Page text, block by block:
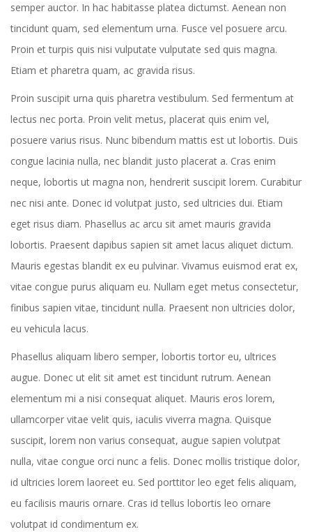
semper auctor. In hac habitasse platea dictumst. Aenean non
tincidunt quam, sed elementum urna. Fusce vel posuere arcu.
Proin et turpis quis nisi vulputate vulputate sed quis magna.
Etiam et pharetra quam, ac gravida risus.
Proin suscipit urna quis pharetra vestibulum. Sed fermentum at
lectus nec porta. Proin velit metus, placerat quis enim vel,
posuere varius risus. Nunc bibendum mattis est ut lobortis. Duis
congue lacinia nulla, nec blandit justo placerat a. Cras enim
neque, lobortis ut magna non, hendrerit suscipit lorem. Curabitur
nec nisi ante. Donec id volutpat justo, sed ultricies dui. Etiam
eget risus diam. Phasellus ac arcu sit amet mauris gravida
lobortis. Praesent dapibus sapien sit amet lacus aliquet dictum.
Mauris egestas blandit ex eu pulvinar. Vivamus euismod erat ex,
vitae congue purus aliquam eu. Nullam eget metus consectetur,
finibus sapien vitae, tincidunt nulla. Praesent non ultricies dolor,
eu vehicula lacus.
Phasellus aliquam libero semper, lobortis tortor eu, ultrices
augue. Donec ut elit sit amet est tincidunt rutrum. Aenean
elementum mi a nisi consequat aliquet. Mauris eros lorem,
ullamcorper vitae velit quis, iaculis viverra magna. Quisque
suscipit, lorem non varius consequat, augue sapien volutpat
nulla, vitae congue orci nunc a felis. Donec mollis tristique dolor,
id ultricies lorem laoreet eu. Sed porttitor leo eget felis aliquam,
eu facilisis mauris ornare. Cras id tellus lobortis leo ornare
volutpat id condimentum ex.